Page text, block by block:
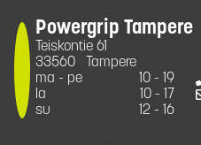
Powergrip Tampere
Teiskontie 61
33560
Tampere
ma - pe
10 - 19
la
10 - 17
su
12 - 16